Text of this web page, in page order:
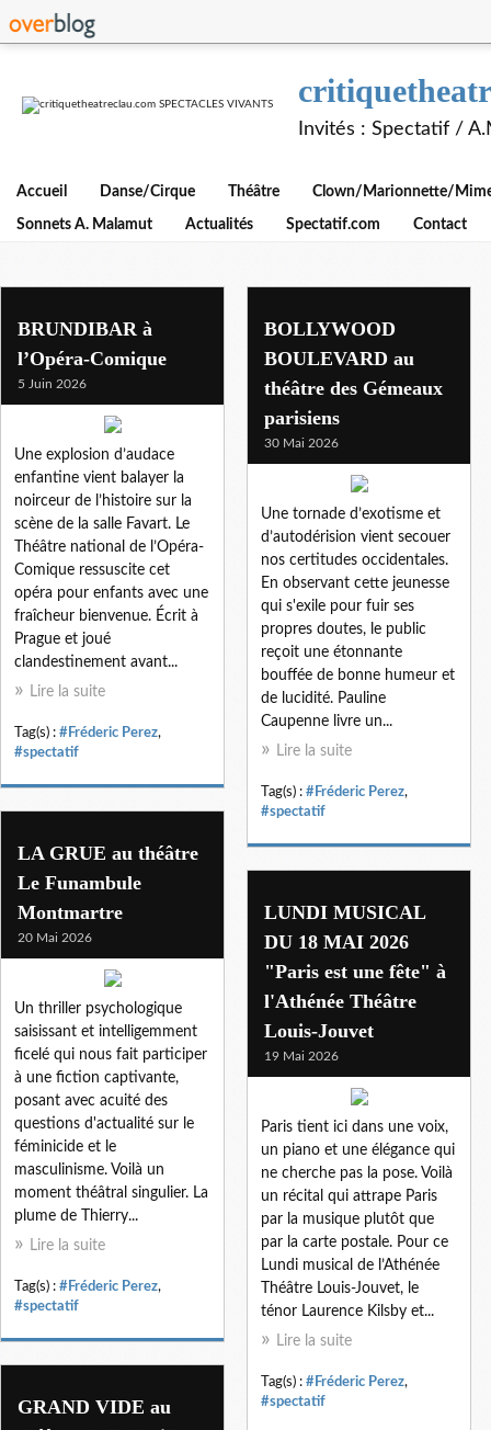
Invités : Spectatif /
Accueil Danse/Cirque Théâtre Clown/Marionnette/
Sonnets A. Malamut Actualités Spectatif.com Contact
spectatif
BRUNDIBAR à
l’Opéra-Comique
5 Juin 2026
Une explosion d’audace
enfantine vient balayer la
noirceur de l’histoire sur la
scène de la salle Favart. Le
Théâtre national de l’Opéra-
Comique ressuscite cet
opéra pour enfants avec une
fraîcheur bienvenue. Écrit à
Prague et joué
clandestinement avant...
Lire la suite
Tag(s) : #Fréderic Perez,
#spectatif
BOLLYWOOD
BOULEVARD au
théâtre des Gémeaux
parisiens
30 Mai 2026
Une tornade d’exotisme et
d’autodérision vient secouer
nos certitudes occidentales.
En observant cette jeunesse
qui s'exile pour fuir ses
propres doutes, le public
reçoit une étonnante
bouffée de bonne humeur et
de lucidité. Pauline
Caupenne livre un...
Lire la suite
Tag(s) : #Fréderic Perez,
#spectatif
LA GRUE au théâtre
Le Funambule
Montmartre
20 Mai 2026
Un thriller psychologique
saisissant et intelligemment
ficelé qui nous fait participer
à une fiction captivante,
posant avec acuité des
questions d'actualité sur le
féminicide et le
masculinisme. Voilà un
moment théâtral singulier. La
plume de Thierry...
Lire la suite
Tag(s) : #Fréderic Perez,
#spectatif
LUNDI MUSICAL
DU 18 MAI 2026
"Paris est une fête" à
l'Athénée Théâtre
Louis-Jouvet
19 Mai 2026
Paris tient ici dans une voix,
un piano et une élégance qui
ne cherche pas la pose. Voilà
un récital qui attrape Paris
par la musique plutôt que
par la carte postale. Pour ce
Lundi musical de l’Athénée
Théâtre Louis-Jouvet, le
ténor Laurence Kilsby et...
Lire la suite
Tag(s) : #Fréderic Perez,
#spectatif
GRAND VIDE au